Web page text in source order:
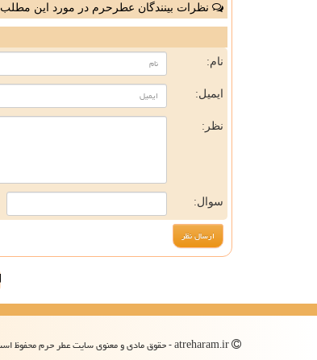
نظرات بینندگان عطرحرم در مورد این مطلب
نام:
ایمیل:
نظر:
سوال: